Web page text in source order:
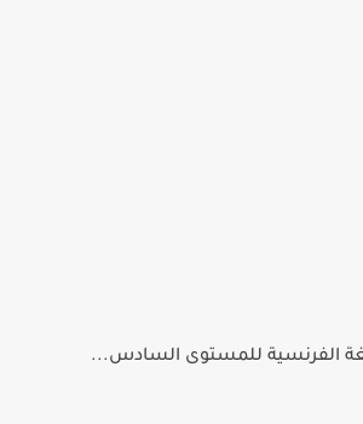
الفرنسية للمستوى السادس...